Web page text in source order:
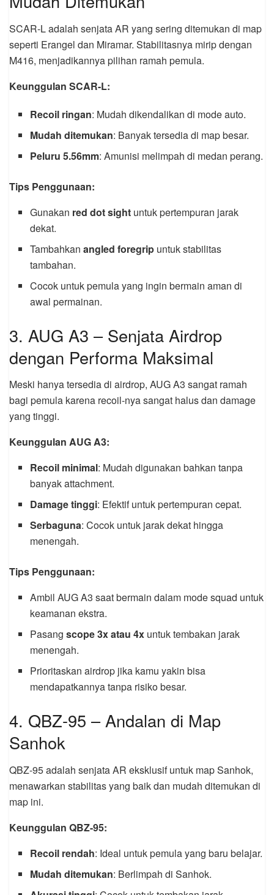
SCAR-L adalah senjata AR yang sering ditemukan di map
seperti Erangel dan Miramar. Stabilitasnya mirip dengan
M416, menjadikannya pilihan ramah pemula.
Keunggulan SCAR-L:
Recoil ringan: Mudah dikendalikan di mode auto.
Mudah ditemukan: Banyak tersedia di map besar.
Peluru 5.56mm: Amunisi melimpah di medan perang.
Tips Penggunaan:
Gunakan red dot sight untuk pertempuran jarak
dekat.
Tambahkanangled foregrip untuk stabilitas
tambahan.
Cocok untuk pemula yang ingin bermain aman di
awal permainan.
3. AUG A3 – Senjata Airdrop
dengan Performa Maksimal
Meski hanya tersedia di airdrop, AUG A3 sangat ramah
bagi pemula karena recoil-nya sangat halus dan damage
yang tinggi.
Keunggulan AUG A3:
Recoil minimal: Mudah digunakan bahkan tanpa
banyak attachment.
Damage tinggi: Efektif untuk pertempuran cepat.
Serbaguna: Cocok untuk jarak dekat hingga
menengah.
Tips Penggunaan:
Ambil AUG A3 saat bermain dalam mode squad untuk
keamanan ekstra.
Pasangscope 3x atau 4x untuk tembakan jarak
menengah.
Prioritaskan airdrop jika kamu yakin bisa
mendapatkannya tanpa risiko besar.
4. QBZ-95 – Andalan di Map
Sanhok
QBZ-95 adalah senjata AR eksklusif untuk map Sanhok,
menawarkan stabilitas yang baik dan mudah ditemukan di
map ini.
Keunggulan QBZ-95:
Recoil rendah: Ideal untuk pemula yang baru belajar.
Mudah ditemukan: Berlimpah di Sanhok.